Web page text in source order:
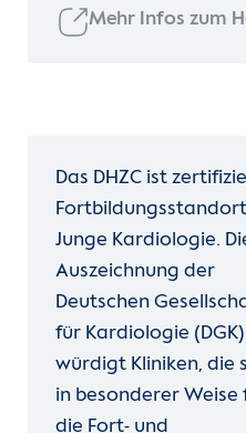
Mehr Infos zum
Das DHZC ist
Fortbildungsstandort
Junge Kardiologie.
Auszeichnung der
Deutschen
für Kardiologie (DGK)
würdigt Kliniken, die
in besonderer Weise
die Fort- und